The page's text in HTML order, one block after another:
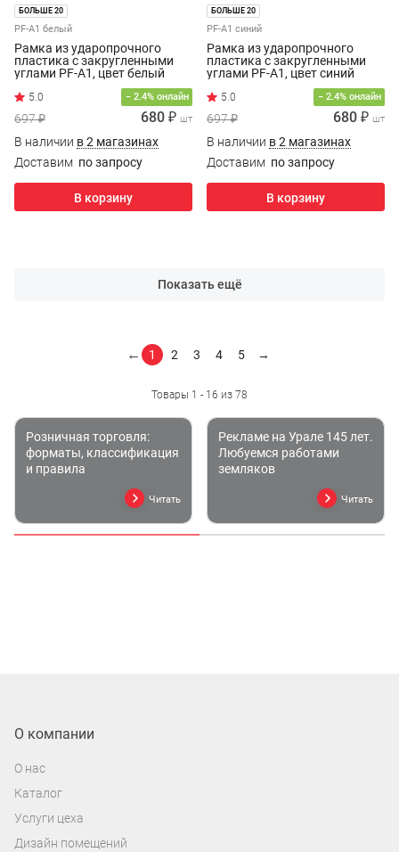
БОЛЬШЕ 20
PF-A1 белый
Рамка из ударопрочного
пластика с закругленными
углами PF-A1, цвет белый
− 2.4% онлайн
697 ₽ 680 ₽ шт
В наличии в 2 магазинах
Доставим по запросу
В корзину
БОЛЬШЕ 20
PF-A1 синий
Рамка из ударопрочного
пластика с закругленными
углами PF-A1, цвет синий
− 2.4% онлайн
697 ₽ 680 ₽ шт
В наличии в 2 магазинах
Доставим по запросу
В корзину
Показать ещё
Товары 1 - 16 из 78
← 1 2 3 4 5 →
Розничная торговля:
форматы, классификация
и правила
Читать
Рекламе на Урале 145 лет.
Любуемся работами
земляков
Читать
О компании
О нас
Каталог
Услуги цеха
Дизайн помещений